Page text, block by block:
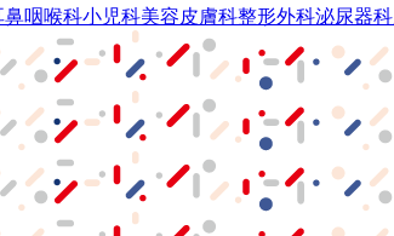
鼻咽喉科小児科美容皮膚科整形外科泌尿器科